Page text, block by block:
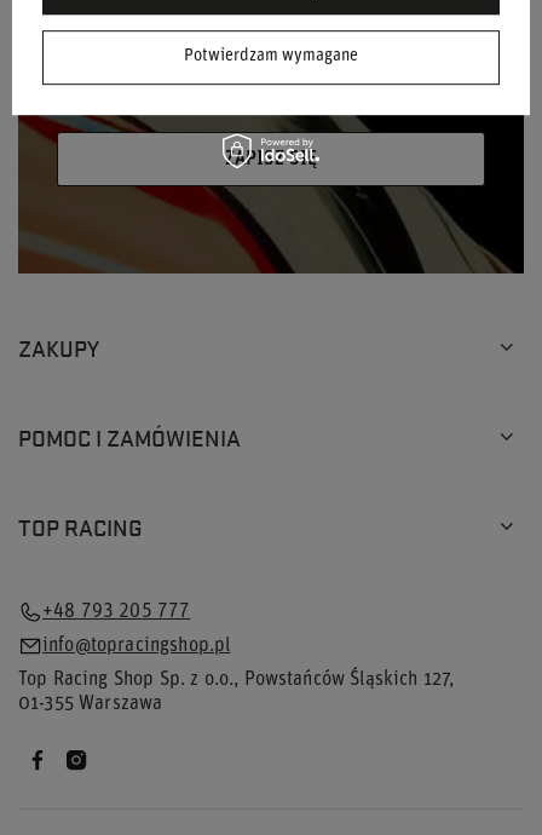
Wyrażam zgodę na przetwarzanie moich
danych osobowych (adres e-mail) na potrzeby
ZAPISZ SIĘ
ZAKUPY
POMOC I ZAMÓWIENIA
TOP RACING
+48 793 205 777
info@topracingshop.pl
Top Racing Shop Sp. z o.o., Powstańców Śląskich 127,
01-355Warszawa
Potwierdzam wymagane